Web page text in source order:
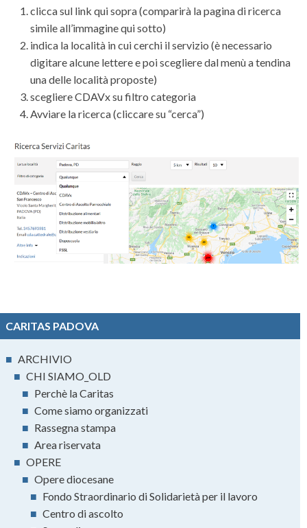
clicca sul link qui sopra (comparirà la pagina di ricerca
simile all’immagine qui sotto)
indica la località in cui cerchi il servizio (è necessario
digitare alcune lettere e poi scegliere dal menù a tendina
una delle località proposte)
scegliere CDAVx su filtro categoria
Avviare la ricerca (cliccare su “cerca”)
CARITAS PADOVA
■ ARCHIVIO
■ CHI SIAMO_OLD
■ Perchè la Caritas
■ Come siamo organizzati
■ Rassegna stampa
■ Area riservata
■ OPERE
■ Opere diocesane
■ Fondo Straordinario di Solidarietà per il lavoro
■ Centro di ascolto